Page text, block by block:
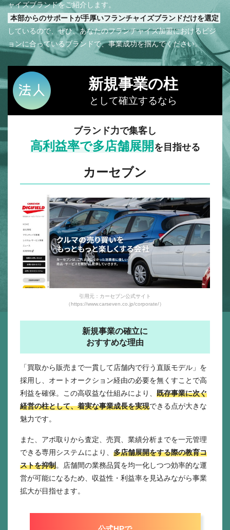
ャイズブランドをご紹介します。
本部からのサポートが手厚いフランチャイズブランドだけを選定
しているので、ぜひ、あなたのフランチャイズ加盟におけるビジ
ョンに合っているブランドで、事業成功を掴んでください。
新規事業の柱
として確立するなら
ブランド力で集客し
高利益率で多店舗展開 を目指せる
カーセブン
引用元：カーセブン公式サイト
（https://www.carseven.co.jp/corporate/）
新規事業の確立に
おすすめな理由
「買取から販売まで一貫して店舗内で行う直販モデル」を
採用し、オートオークション経由の必要を無くすことで高
利益を確保。この高収益な仕組みにより、 既存事業に次ぐ
経営の柱として、着実な事業成長を実現できる点が大きな
魅力です。
また、アポ取りから査定、売買、業績分析までを一元管理
できる専用システムにより、 多店舗展開をする際の教育コ
ストを抑制。店舗間の業務品質を均一化しつつ効率的な運
営が可能になるため、収益性・利益率を見込みながら事業
拡大が目指せます。